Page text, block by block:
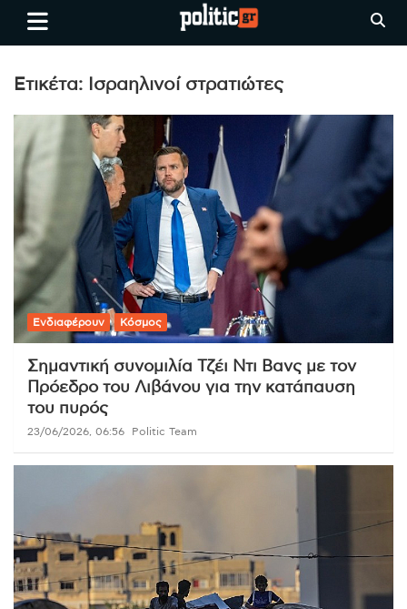
Skip
Ειδήσεις απο τη
Θεσσαλονίκη, την Ελλάδα και
όλο τον Κόσμο
politic.gr
Ετικέτα: Ισραηλινοί στρατιώτες
Ενδιαφέρουν Κόσμος
Σημαντική συνομιλία Τζέι Ντι Βανς με τον
Πρόεδρο του Λιβάνου για την κατάπαυση
του πυρός
23/06/2026, 06:56 Politic Team